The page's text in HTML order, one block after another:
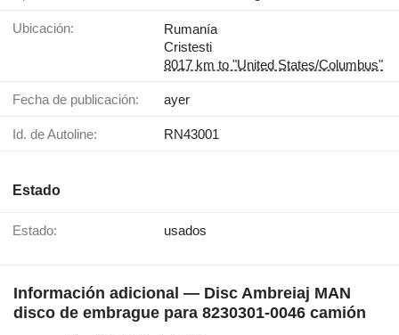
Ubicación:
Rumanía
Cristesti
8017 km to "United States/Columbus"
Fecha de publicación: ayer
Id. de Autoline: RN43001
Estado
Estado: usados
Información adicional — Disc Ambreiaj MAN
disco de embrague para 8230301-0046 camión